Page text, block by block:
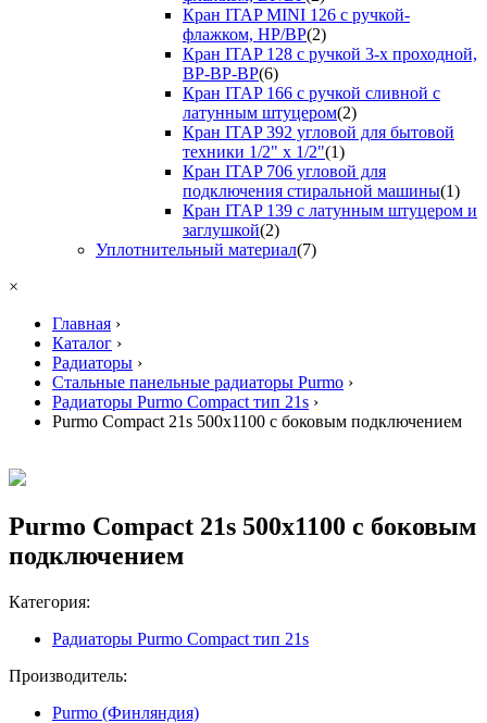
Кран ITAP MINI 126 с ручкой-
флажком, НР/ВР(2)
Кран ITAP 128 с ручкой 3-х проходной,
ВР-ВР-ВР(6)
Кран ITAP 166 с ручкой сливной с
латунным штуцером(2)
Кран ITAP 392 угловой для бытовой
техники 1/2" х 1/2"(1)
Кран ITAP 706 угловой для
подключения стиральной машины(1)
Кран ITAP 139 с латунным штуцером и
заглушкой(2)
Уплотнительный материал(7)
×
Главная ›
Каталог ›
Радиаторы ›
Стальные панельные радиаторы Purmo ›
Радиаторы Purmo Compact тип 21s ›
Purmo Compact 21s 500х1100 с боковым подключением
Purmo Compact 21s 500х1100 с боковым
подключением
Категория:
Радиаторы Purmo Compact тип 21s
Производитель:
Purmo (Финляндия)